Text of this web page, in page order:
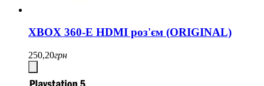
XBOX 360-E HDMI роз'єм (ORIGINAL)
250,20грн